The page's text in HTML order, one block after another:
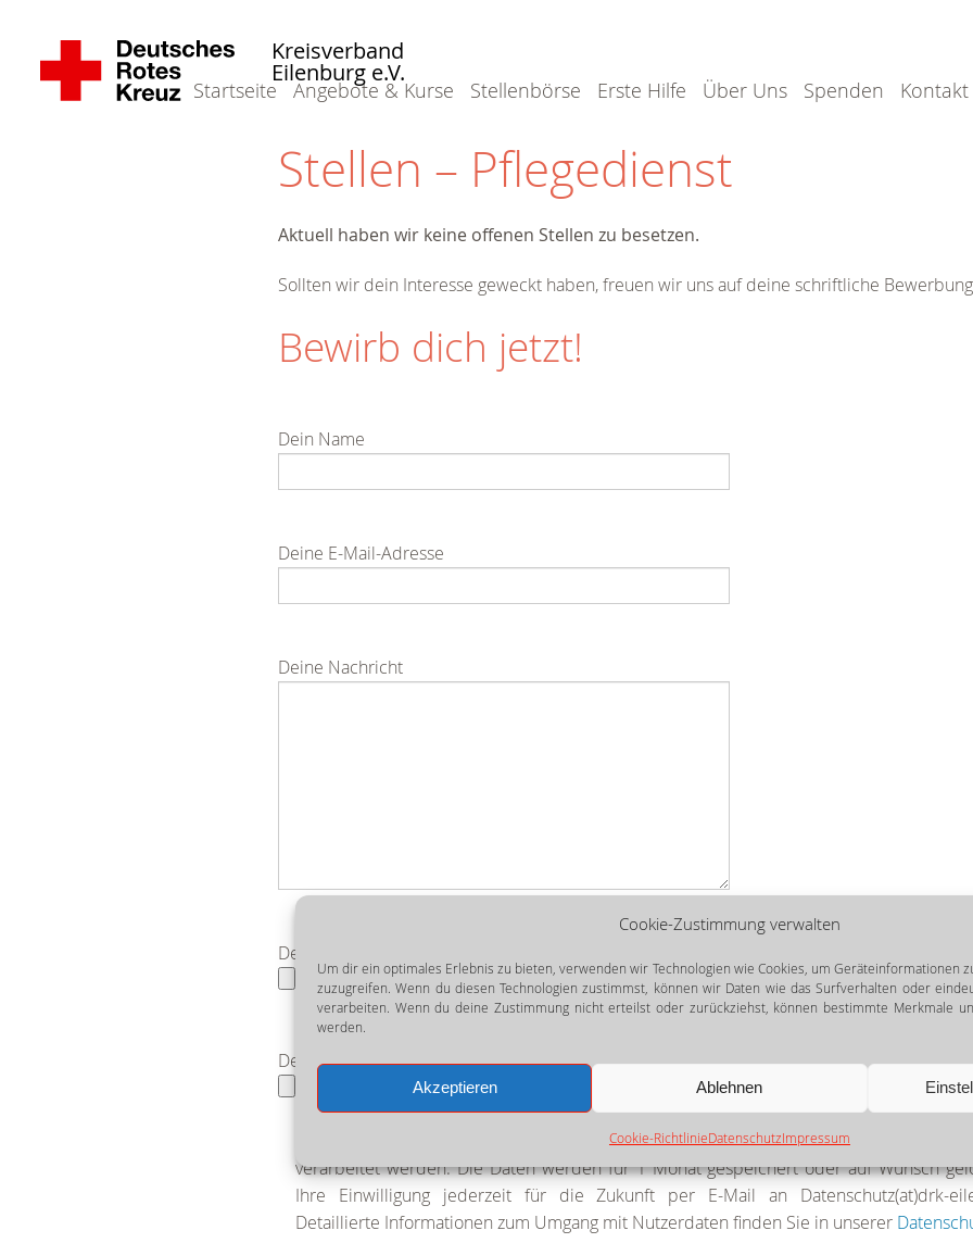
Cookie-Zustimmung verwalten
Um dir ein optimales Erlebnis zu bieten, verwenden wir Technologien wie Cookies, um Geräteinformationen
zuzugreifen. Wenn du diesen Technologien zustimmst, können wir Daten wie das Surfverhalten oder
verarbeiten. Wenn du deine Zustimmung nicht erteilst oder zurückziehst, können bestimmte Merkmale
werden.
Akzeptieren Ablehnen
Cookie-RichtlinieDatenschutzImpressum
Kreisverband
Eilenburg e.V.
Startseite Angebote & Kurse Stellenbörse Erste Hilfe Über Uns Spenden Kontakt
Stellen – Pflegedienst
Aktuell haben wir keine offenen Stellen zu besetzen.
Sollten wir dein Interesse geweckt haben, freuen wir uns auf deine schriftliche
Bewirb dich jetzt!
Dein Name
Deine E-Mail-Adresse
Deine Nachricht
Deine Bewerbung
Dein Lebenslauf
Ich stimme zu, dass meine Angaben aus dem Kontaktformular zur Beantwortung
verarbeitet werden. Die Daten werden für 1 Monat gespeichert oder auf Wunsch
Ihre Einwilligung jederzeit für die Zukunft per E-Mail an Datenschutz(at)drk-
Detaillierte Informationen zum Umgang mit Nutzerdaten finden Sie in unserer